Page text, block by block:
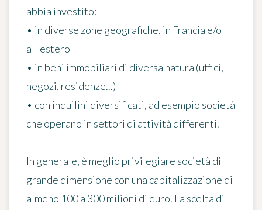
abbia investito:
• in diverse zone geografiche, in Francia e/o
all'estero
• in beni immobiliari di diversa natura (uffici,
negozi, residenze...)
• con inquilini diversificati, ad esempio società
che operano in settori di attività differenti.
In generale, è meglio privilegiare società di
grande dimensione con una capitalizzazione di
almeno 100 a 300 milioni di euro. La scelta di